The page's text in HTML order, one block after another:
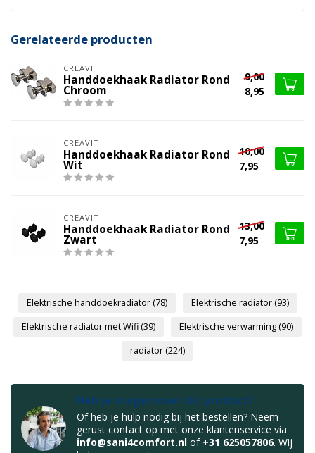
Gerelateerde producten
CREAVIT
Handdoekhaak Radiator Rond
Chroom
9,00
8,95
CREAVIT
Handdoekhaak Radiator Rond
Wit
10,00
7,95
CREAVIT
Handdoekhaak Radiator Rond
Zwart
13,00
7,95
Elektrische handdoekradiator(78) Elektrische radiator(93)
Elektrische radiator met Wifi(39) Elektrische verwarming(90)
radiator(224)
Heb je vragen over dit product?
Of heb je hulp nodig bij het bestellen? Neem
gerust contact op met onze klantenservice via
info@sani4comfort.nl of +31 625057806. Wij